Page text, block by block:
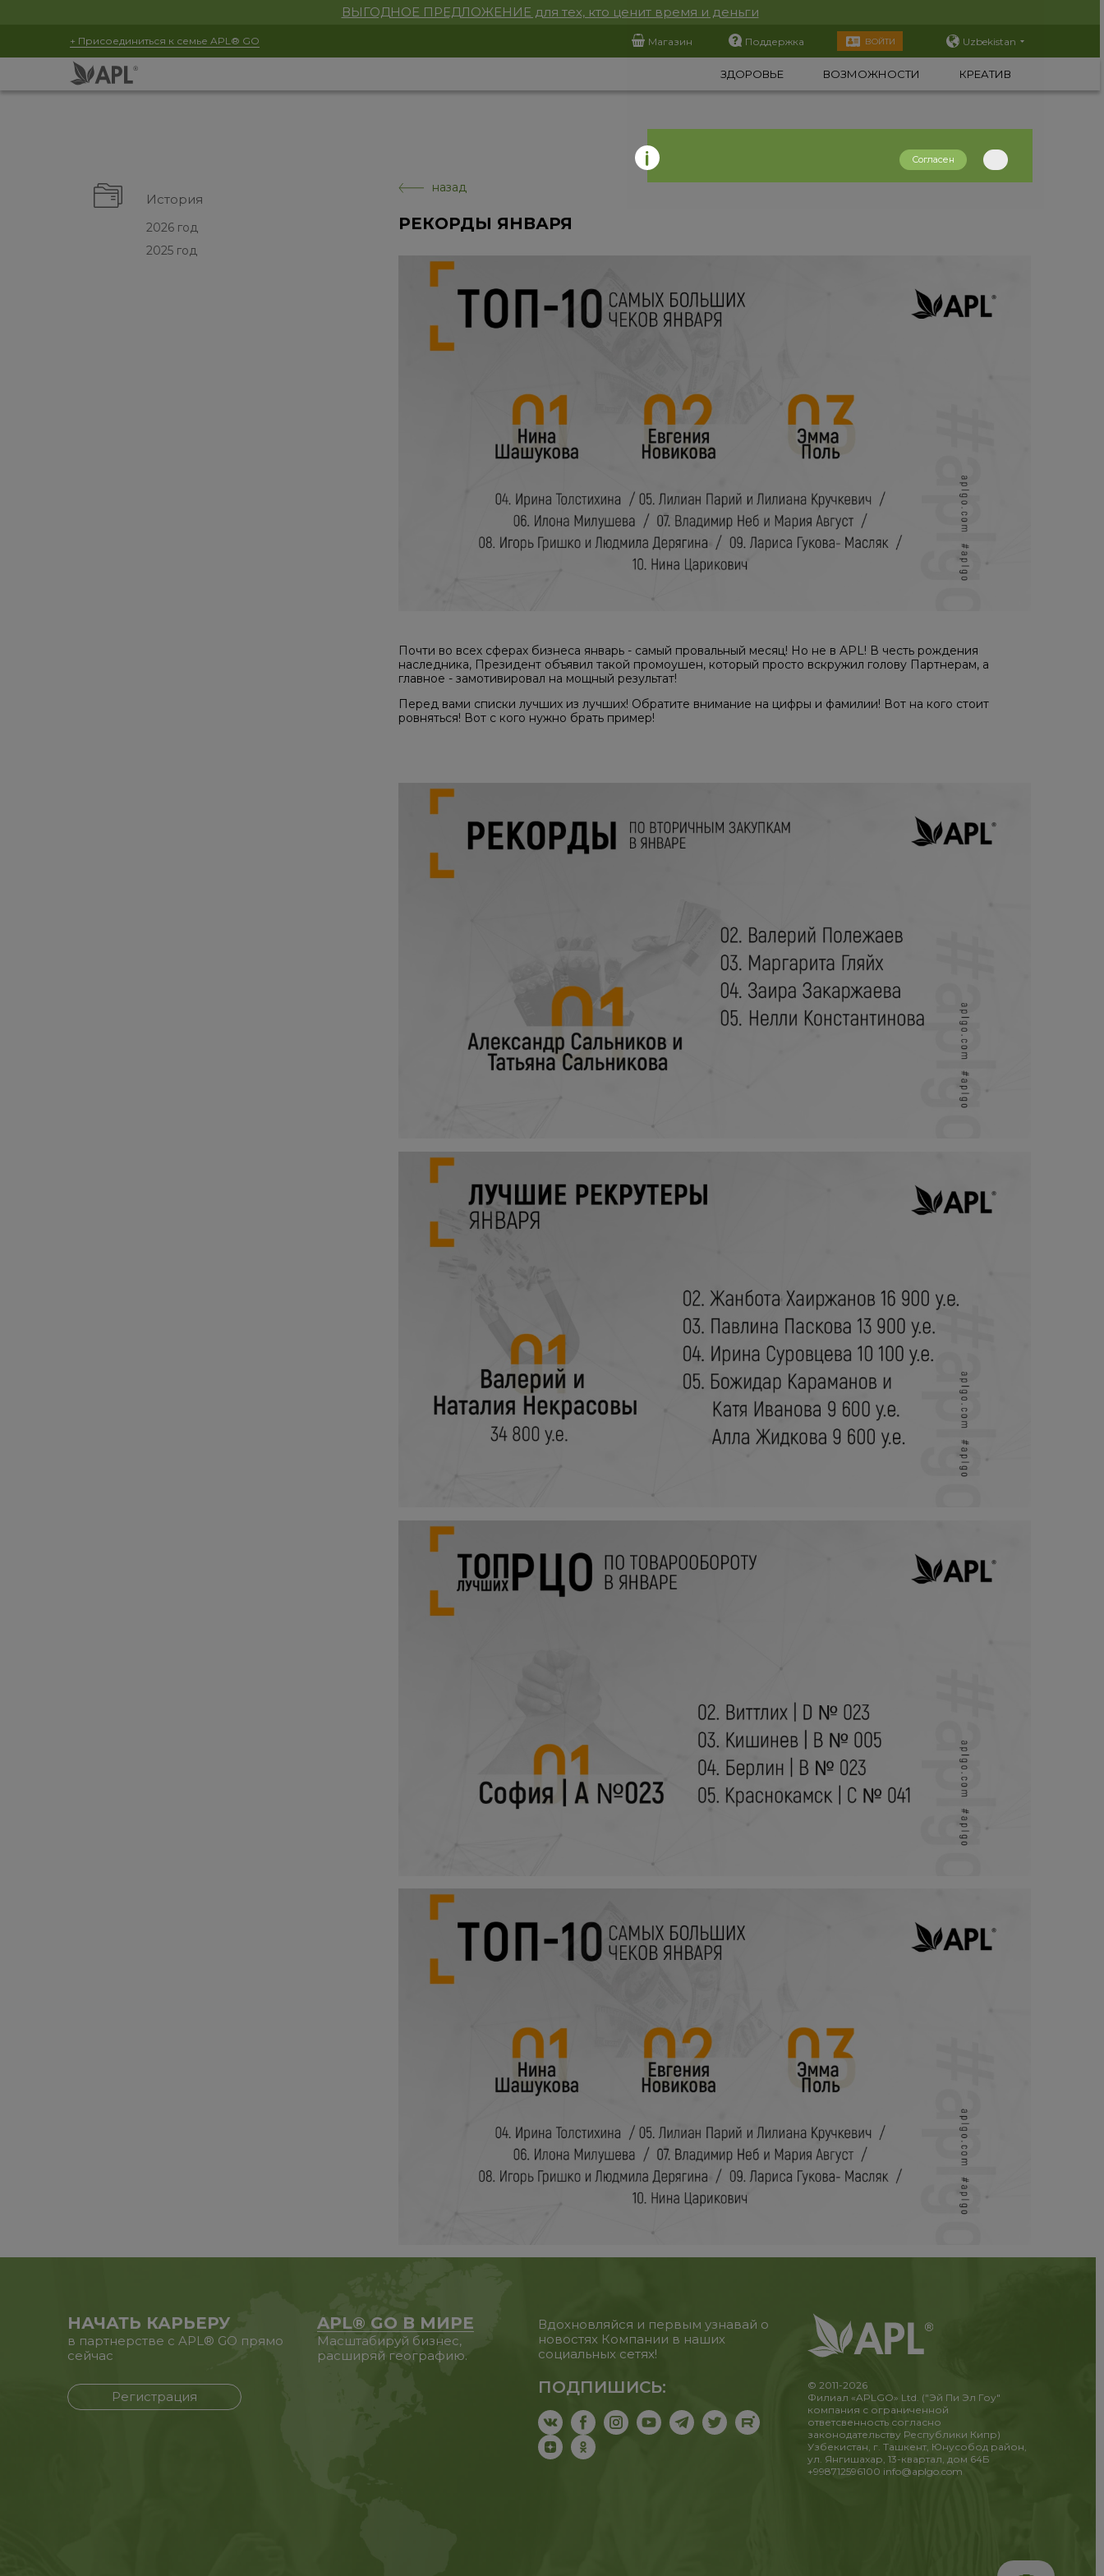
ВЫГОДНОЕ ПРЕДЛОЖЕНИЕ для тех, кто ценит время и деньги
+ Присоединиться к семье APL® GO Магазин Поддержка ВОЙТИ Uzbekistan
ЗДОРОВЬЕ ВОЗМОЖНОСТИ КРЕАТИВ
История
2026 год
2025 год
назад
РЕКОРДЫ ЯНВАРЯ
Почти во всех сферах бизнеса январь - самый провальный месяц! Но не в APL! В честь рождения
наследника, Президент объявил такой промоушен, который просто вскружил голову Партнерам, а
главное - замотивировал на мощный результат!
Перед вами списки лучших из лучших! Обратите внимание на цифры и фамилии! Вот на кого стоит
ровняться! Вот с кого нужно брать пример!
НАЧАТЬ КАРЬЕРУ
в партнерстве с APL® GO прямо
сейчас
Регистрация
APL® GO В МИРЕ
Масштабируй бизнес,
расширяй географию.
Вдохновляйся и первым узнавай о
новостях Компании в наших
социальных сетях!
ПОДПИШИСЬ:
© 2011-2026
Филиал «APLGO» Ltd. ("Эй Пи Эл Гоу"
компания с ограниченной
ответсвенность согласно
законодательству Республики Кипр)
Узбекистан, г. Ташкент, Юнусобод район,
ул. Янгишахар, 13-квартал, дом 64Б
+998712596100 info@aplgo.com
Согласен